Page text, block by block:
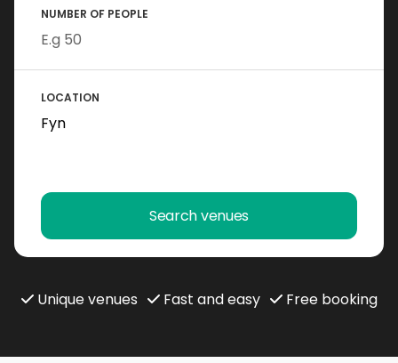
NUMBER OF PEOPLE
LOCATION
Search venues
Unique venues Fast and easy Free booking